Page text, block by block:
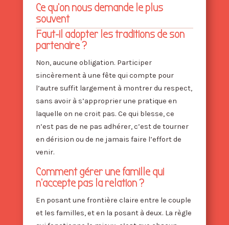
Ce qu’on nous demande le plus
souvent
Faut-il adopter les traditions de son
partenaire ?
Non, aucune obligation. Participer
sincèrement à une fête qui compte pour
l’autre suffit largement à montrer du respect,
sans avoir à s’approprier une pratique en
laquelle on ne croit pas. Ce qui blesse, ce
n’est pas de ne pas adhérer, c’est de tourner
en dérision ou de ne jamais faire l’effort de
venir.
Comment gérer une famille qui
n’accepte pas la relation ?
En posant une frontière claire entre le couple
et les familles, et en la posant à deux. La règle